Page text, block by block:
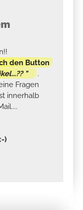
den Button
"
.
Fragen
innerhalb
)